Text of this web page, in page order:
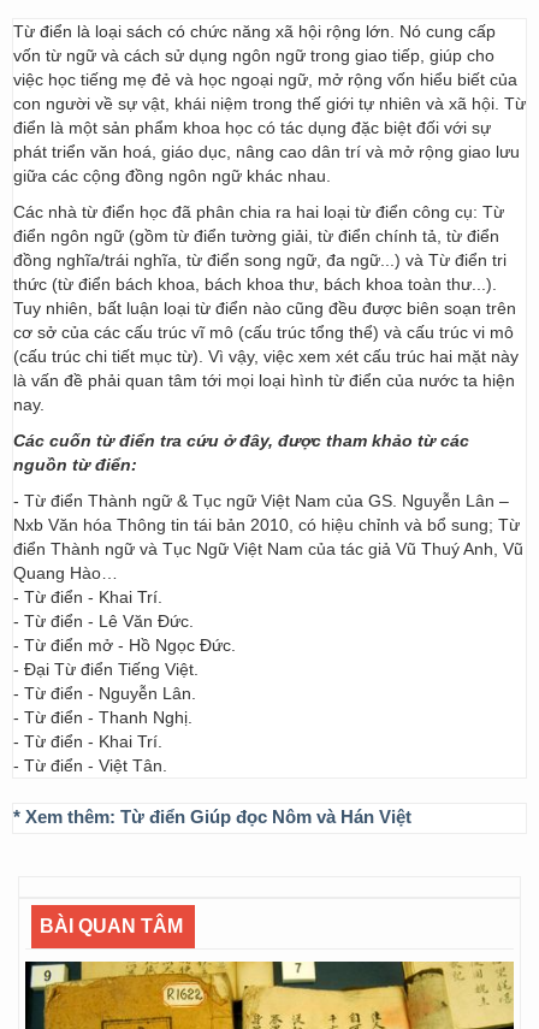
Từ điển là loại sách có chức năng xã hội rộng lớn. Nó cung cấp
vốn từ ngữ và cách sử dụng ngôn ngữ trong giao tiếp, giúp cho
việc học tiếng mẹ đẻ và học ngoại ngữ, mở rộng vốn hiểu biết của
con người về sự vật, khái niệm trong thế giới tự nhiên và xã hội. Từ
điển là một sản phẩm khoa học có tác dụng đặc biệt đối với sự
phát triển văn hoá, giáo dục, nâng cao dân trí và mở rộng giao lưu
giữa các cộng đồng ngôn ngữ khác nhau.
Các nhà từ điển học đã phân chia ra hai loại từ điển công cụ: Từ
điển ngôn ngữ (gồm từ điển tường giải, từ điển chính tả, từ điển
đồng nghĩa/trái nghĩa, từ điển song ngữ, đa ngữ...) và Từ điển tri
thức (từ điển bách khoa, bách khoa thư, bách khoa toàn thư...).
Tuy nhiên, bất luận loại từ điển nào cũng đều được biên soạn trên
cơ sở của các cấu trúc vĩ mô (cấu trúc tổng thể) và cấu trúc vi mô
(cấu trúc chi tiết mục từ). Vì vậy, việc xem xét cấu trúc hai mặt này
là vấn đề phải quan tâm tới mọi loại hình từ điển của nước ta hiện
nay.
Các cuốn từ điển tra cứu ở đây, được tham khảo từ các
nguồn từ điển:
- Từ điển Thành ngữ & Tục ngữ Việt Nam của GS. Nguyễn Lân –
Nxb Văn hóa Thông tin tái bản 2010, có hiệu chỉnh và bổ sung; Từ
điển Thành ngữ và Tục Ngữ Việt Nam của tác giả Vũ Thuý Anh, Vũ
Quang Hào…
- Từ điển - Khai Trí.
- Từ điển - Lê Văn Đức.
- Từ điển mở - Hồ Ngọc Đức.
- Đại Từ điển Tiếng Việt.
- Từ điển - Nguyễn Lân.
- Từ điển - Thanh Nghị.
- Từ điển - Khai Trí.
- Từ điển - Việt Tân.
* Xem thêm: Từ điển Giúp đọc Nôm và Hán Việt
BÀI QUAN TÂM